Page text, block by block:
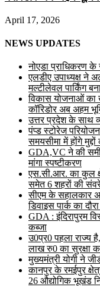
April 17, 2026
NEWS UPDATES
नोएडा प्राधिकरण
एलडीए उपाध्यक्ष ने
मल्टीलेवल पार्किंग
विकास योजनाओं का
कॉरिडोर अब अहम
उत्तर प्रदेश के साथ
पंप्ड स्टोरेज
समयसीमा में होंगे
GDA,VC ने की
मांगा स्पष्टीकरण
एस.सी.आर. का कुल
समेत 6 शहरों की
सीएम के सहालकार
डिवाइस पार्क का
GDA : इंदिरापुरम
कब्जा
उ0प्र0 पहला राज्य
लाख रु0 का सुरक्षा
मुख्यमंत्री योगी ने
कानपुर के रमईपुर
26 औद्योगिक भूखंड